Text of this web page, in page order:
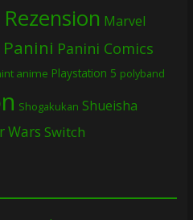
Marvel
Panini Panini Comics
anime Playstation 5 polyband
Shogakukan Shueisha
Wars Switch